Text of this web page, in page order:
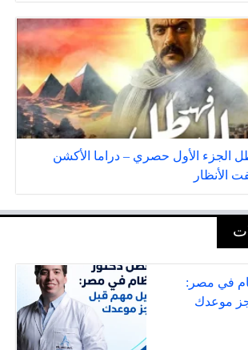
الجزء الأول حصري – دراما الأكشن
الأنظار
في مصر:
موعدك